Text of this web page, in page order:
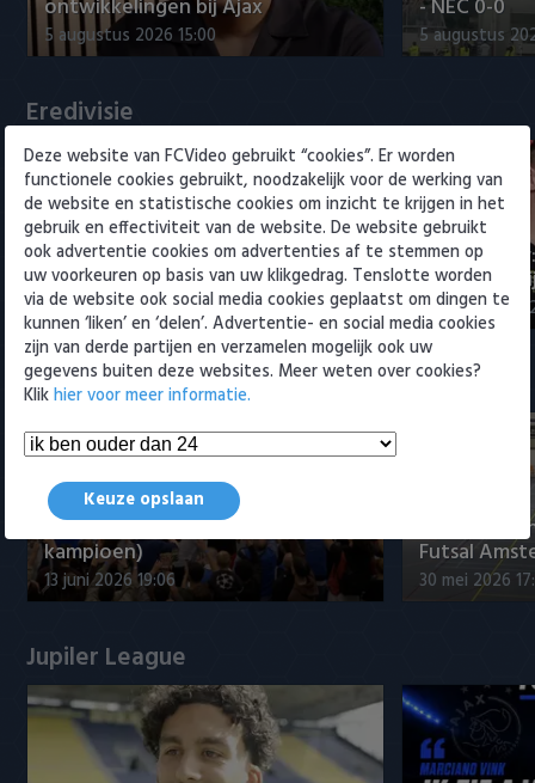
ontwikkelingen bij Ajax
5 augustus 2026 15:00
- NEC 0-0
5 augustus
Eredivisie
Maak kennis met Sami
Bouhoudane (Cambuur)
5 augustus 2026 20:45
Joris
Ahead te
5 augustus
Samenvattingen Eredivisie
Tigers Roermond - Futsal
Amsterdam 3-0 (Roermond
kampioen)
13 juni 2026 19:06
Futsal
30 mei 2026
Jupiler League
Deze website van FCVideo gebruikt “cookies”. Er worden
functionele cookies gebruikt, noodzakelijk voor de werking van
de website en statistische cookies om inzicht te krijgen in het
gebruik en effectiviteit van de website. De website gebruikt
ook advertentie cookies om advertenties af te stemmen op
uw voorkeuren op basis van uw klikgedrag. Tenslotte worden
via de website ook social media cookies geplaatst om dingen te
kunnen ‘liken’ en ‘delen’. Advertentie- en social media cookies
zijn van derde partijen en verzamelen mogelijk ook uw
gegevens buiten deze websites. Meer weten over cookies?
Klikhier voor meer informatie.
Keuze opslaan